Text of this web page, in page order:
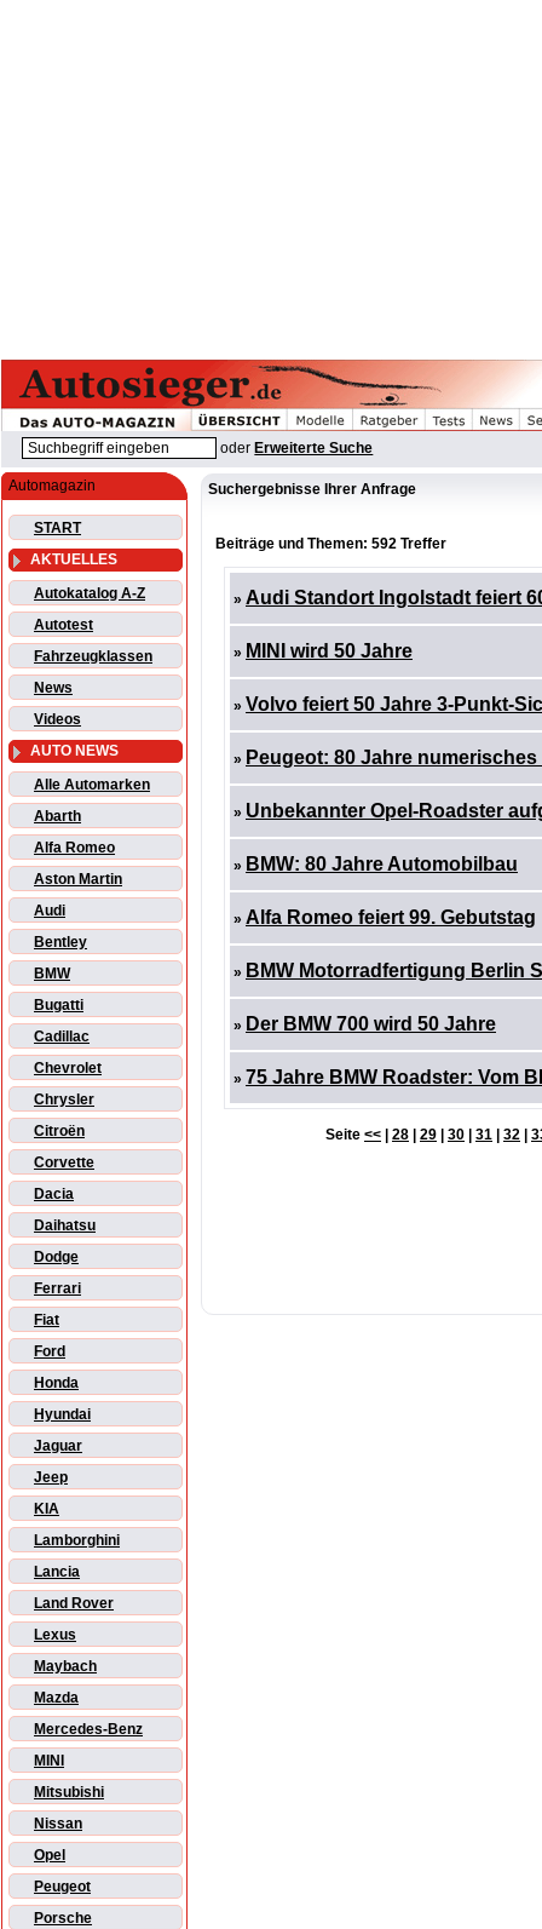
oder Erweiterte Suche
Automagazin
START
AKTUELLES
Autokatalog A-Z
Autotest
Fahrzeugklassen
News
Videos
AUTO NEWS
Alle Automarken
Abarth
Alfa Romeo
Aston Martin
Audi
Bentley
BMW
Bugatti
Cadillac
Chevrolet
Chrysler
Citroën
Corvette
Dacia
Daihatsu
Dodge
Ferrari
Fiat
Ford
Honda
Hyundai
Jaguar
Jeep
KIA
Lamborghini
Lancia
Land Rover
Lexus
Maybach
Mazda
Mercedes-Benz
MINI
Mitsubishi
Nissan
Opel
Peugeot
Porsche
Suchergebnisse Ihrer Anfrage
Beiträge und Themen: 592 Treffer
» Audi Standort Ingolstadt feiert
» MINI wird 50 Jahre
» Volvo feiert 50 Jahre 3-Punkt-
» Peugeot: 80 Jahre
» Unbekannter Opel-Roadster
» BMW: 80 Jahre Automobilbau
» Alfa Romeo feiert 99. Gebutstag
» BMW Motorradfertigung Berlin
» Der BMW 700 wird 50 Jahre
» 75 Jahre BMW Roadster: Vom
Seite << 28 29 30 31 32